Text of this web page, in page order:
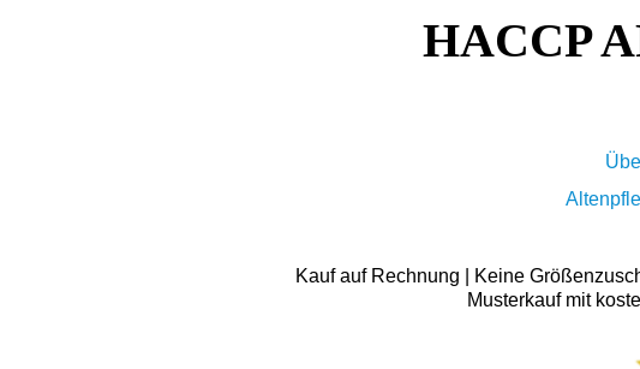
HACCP
Kauf auf Rechnung | Keine
Musterkauf mit